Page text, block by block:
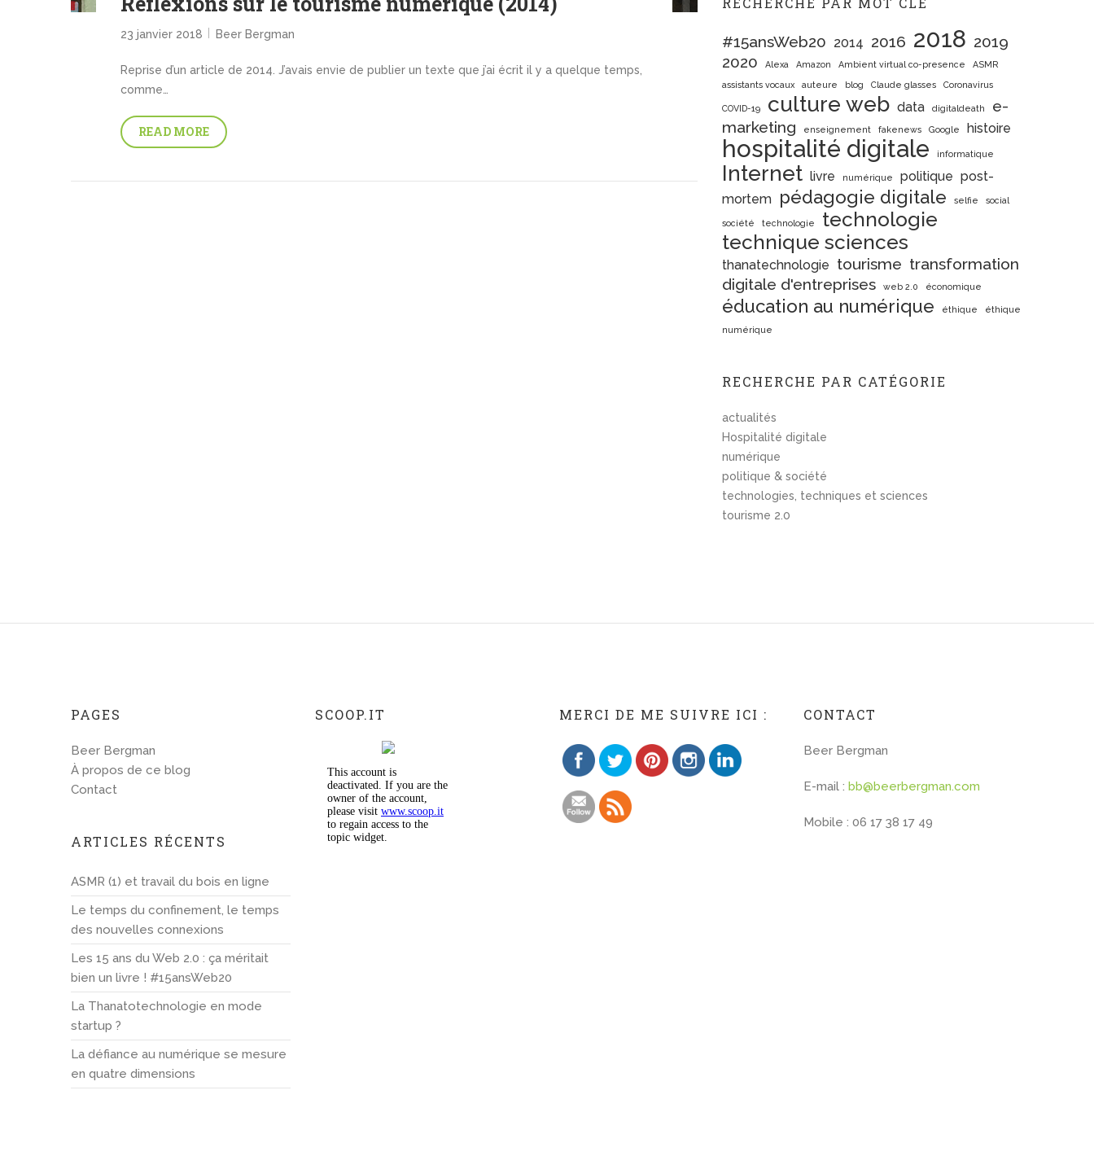
23 janvier 2018 Beer Bergman
Reprise d’un article de 2014. J’avais envie de publier un texte que j’ai écrit il y a quelque temps,
comme…
READ MORE
#15ansWeb20 2014 2016 2018 2019
2020
Alexa Amazon Ambient virtual co-presence ASMR
assistants vocaux auteure blog Claude glasses Coronavirus
COVID-19 culture web data digitaldeath
e-
marketing
enseignement fakenews Google histoire
hospitalité digitale informatique
Internet livre numérique politique post-
mortem
pédagogie digitale selfie social
société technologie
technologie
technique sciences
thanatechnologie tourisme transformation
digitale d'entreprises
web 2.0 économique
éducation au numérique éthique éthique
numérique
RECHERCHE PAR CATÉGORIE
actualités
Hospitalité digitale
numérique
politique & société
technologies, techniques et sciences
tourisme 2.0
PAGES
Beer Bergman
À propos de ce blog
Contact
ARTICLES RÉCENTS
ASMR (1) et travail du bois en ligne
Le temps du confinement, le temps
des nouvelles connexions
Les 15 ans du Web 2.0 : ça méritait
bien un livre ! #15ansWeb20
La Thanatotechnologie en mode
startup ?
La défiance au numérique se mesure
en quatre dimensions
SCOOP.IT MERCI DE ME SUIVRE ICI :
Save CONTACT
Beer Bergman
E-mail : bb@beerbergman.com
Mobile : 06 17 38 17 49